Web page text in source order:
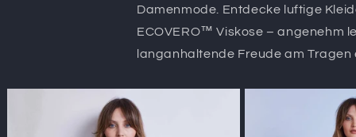
Damenmode. Entdecke luftige
ECOVERO™ Viskose – angenehm
langanhaltende Freude am Tragen